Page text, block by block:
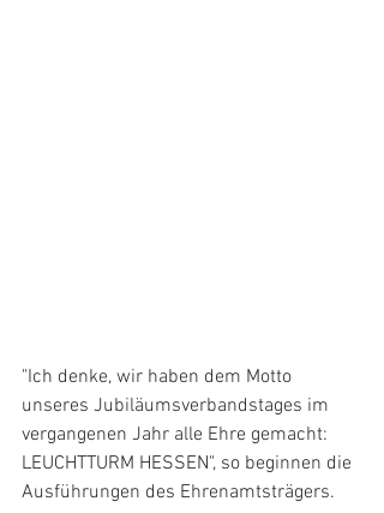
"Ich denke, wir haben dem Motto
unseres Jubiläumsverbandstages im
vergangenen Jahr alle Ehre gemacht:
LEUCHTTURM HESSEN", so beginnen die
Ausführungen des Ehrenamtsträgers.